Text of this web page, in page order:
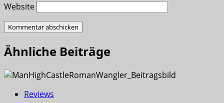
Website
Ähnliche Beiträge
Reviews